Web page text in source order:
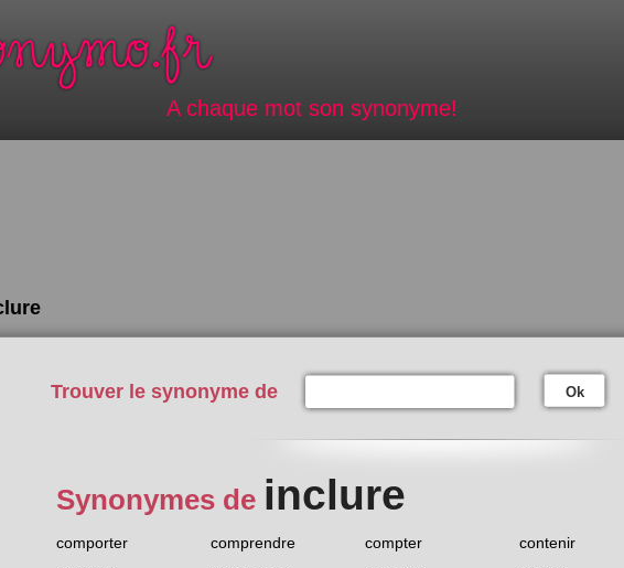
A chaque mot son synonyme!
Trouver le synonyme de Ok
Synonymes de inclure
comporter comprendre compter contenir